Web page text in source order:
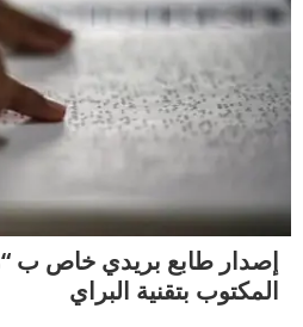
إصدار طابع بريدي خاص ب
المكتوب بتقنية البراي